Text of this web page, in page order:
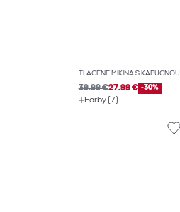
TLAČENÉ MIKINA S KAPUCŇOU
39.99 €27.99 € -30%
Farby (7)